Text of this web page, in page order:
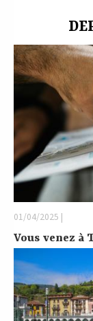
01/04/2025 |
Vous venez à